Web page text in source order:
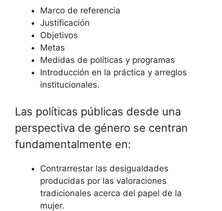
Marco de referencia
Justificación
Objetivos
Metas
Medidas de políticas y programas
Introducción en la práctica y arreglos
institucionales.
Las políticas públicas desde una
perspectiva de género se centran
fundamentalmente en:
Contrarrestar las desigualdades
producidas por las valoraciones
tradicionales acerca del papel de la
mujer.